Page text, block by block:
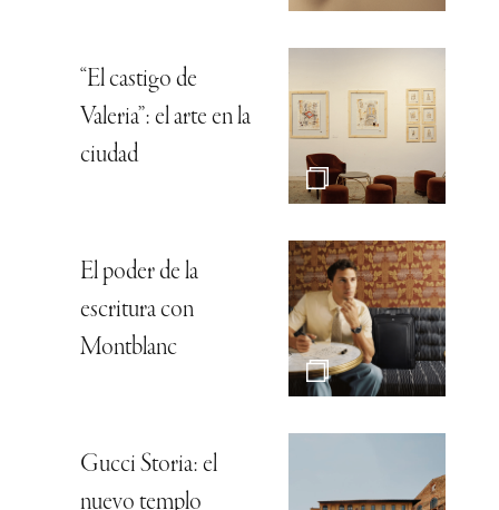
“El castigo de
Valeria”: el arte en la
ciudad
El poder de la
escritura con
Montblanc
Gucci Storia: el
nuevo templo